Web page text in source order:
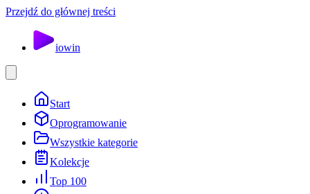
Przejdź do głównej treści
iowin
Start
Oprogramowanie
Wszystkie kategorie
Kolekcje
Top 100